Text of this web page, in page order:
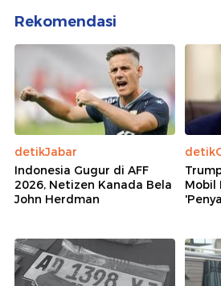
Rekomendasi
detikJabar
Indonesia Gugur di AFF
2026, Netizen Kanada Bela
John Herdman
Mobil